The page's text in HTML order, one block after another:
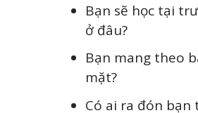
Bạn sẽ học tại
ở đâu?
Bạn mang theo
mặt?
Có ai ra đón bạn